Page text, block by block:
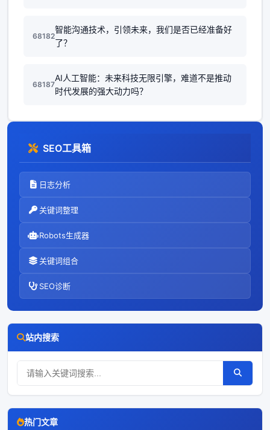
68182
智能沟通技术，引领未来，我们是否已经准备好
了？
68187
AI人工智能：未来科技无限引擎，难道不是推动
时代发展的强大动力吗？
SEO工具箱
日志分析
关键词整理
Robots生成器
关键词组合
SEO诊断
站内搜索
热门文章